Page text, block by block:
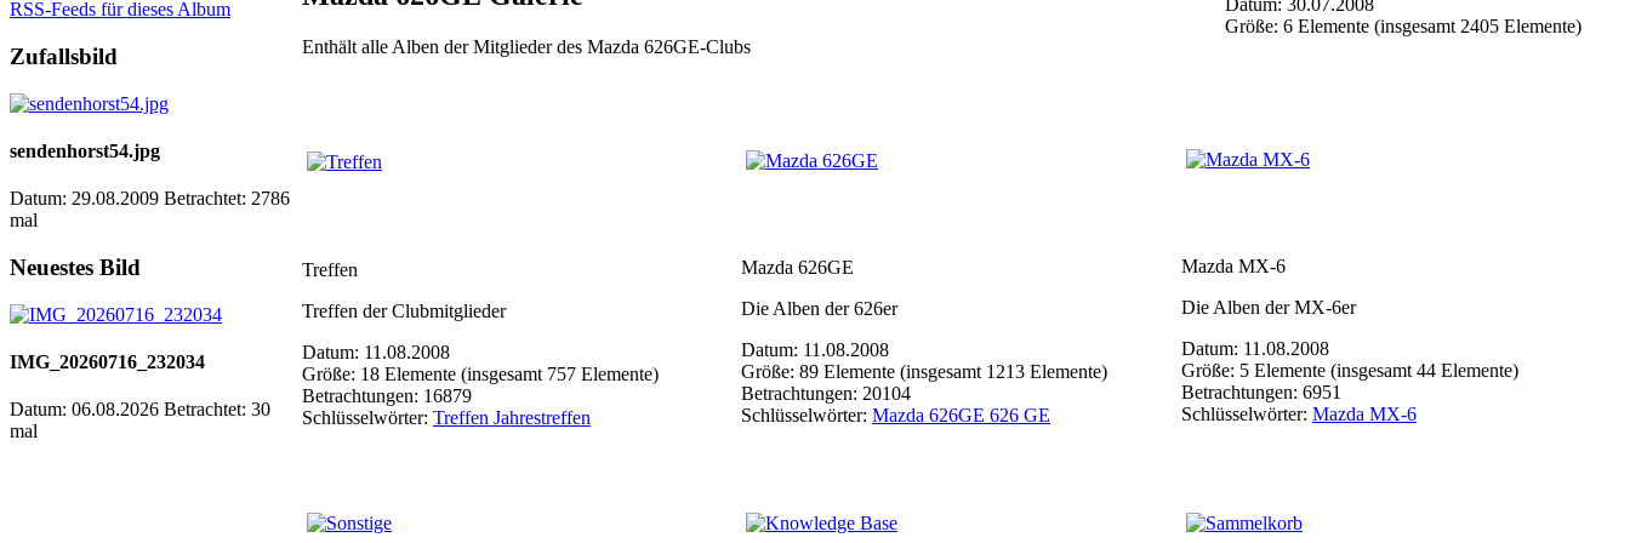
RSS-Feeds für dieses Album
Zufallsbild
sendenhorst54.jpg
Datum: 29.08.2009 Betrachtet: 2786
mal
Neuestes Bild
IMG_20260716_232034
Datum: 06.08.2026 Betrachtet: 30
mal
Enthält alle Alben der Mitglieder des Mazda 626GE-Clubs
Datum: 30.07.2008
Größe: 6 Elemente (insgesamt 2405 Elemente)
Treffen
Treffen der Clubmitglieder
Datum: 11.08.2008
Größe: 18 Elemente (insgesamt 757 Elemente)
Betrachtungen: 16879
Schlüsselwörter: Treffen Jahrestreffen
Mazda 626GE
Die Alben der 626er
Datum: 11.08.2008
Größe: 89 Elemente (insgesamt 1213 Elemente)
Betrachtungen: 20104
Schlüsselwörter: Mazda 626GE 626 GE
Mazda MX-6
Die Alben der MX-6er
Datum: 11.08.2008
Größe: 5 Elemente (insgesamt 44 Elemente)
Betrachtungen: 6951
Schlüsselwörter: Mazda MX-6